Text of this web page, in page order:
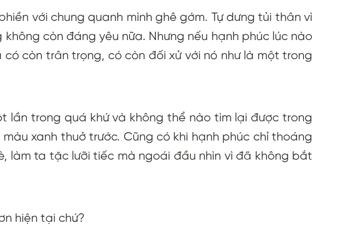
với chung quanh mình ghê gớm. Tự dưng tủi thân vì
còn đáng yêu nữa. Nhưng nếu hạnh phúc lúc nào
còn trân trọng, có còn đối xử với nó như là một trong
lần trong quá khứ và không thể nào tìm lại được trong
xanh thuở trước. Cũng có khi hạnh phúc chỉ thoáng
làm ta tặc lưỡi tiếc mà ngoái đầu nhìn vì đã không bắt
hiện tại chứ?